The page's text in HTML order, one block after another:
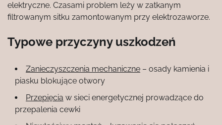
elektryczne. Czasami problem leży w zatkanym
filtrowanym sitku zamontowanym przy elektrozaworze.
Typowe przyczyny uszkodzeń
Zanieczyszczenia mechaniczne – osady kamienia i
piasku blokujące otwory
Przepięcia w sieci energetycznej prowadzące do
przepalenia cewki